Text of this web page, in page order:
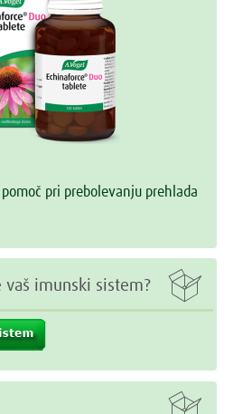
pri prebolevanju prehlada

vaš imunski sistem?